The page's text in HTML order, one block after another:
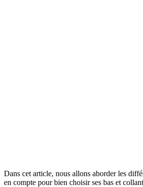
Dans cet article, nous allons aborder les
en compte pour bien choisir ses bas et